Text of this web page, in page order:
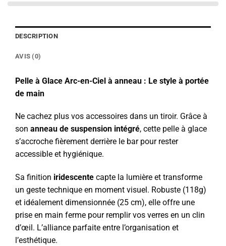
DESCRIPTION
AVIS (0)
Pelle à Glace Arc-en-Ciel à anneau : Le style à portée
de main
Ne cachez plus vos accessoires dans un tiroir. Grâce à
son anneau de suspension intégré, cette pelle à glace
s’accroche fièrement derrière le bar pour rester
accessible et hygiénique.
Sa finition iridescente capte la lumière et transforme
un geste technique en moment visuel. Robuste (118g)
et idéalement dimensionnée (25 cm), elle offre une
prise en main ferme pour remplir vos verres en un clin
d’œil. L’alliance parfaite entre l’organisation et
l’esthétique.